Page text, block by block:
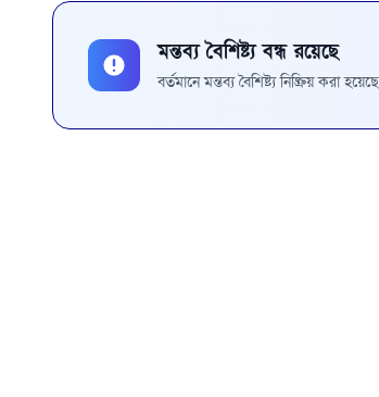
মন্তব্য বৈশিষ্ট্য বন্ধ রয়েছে
বর্তমানে মন্তব্য বৈশিষ্ট্য নিষ্ক্রিয় করা